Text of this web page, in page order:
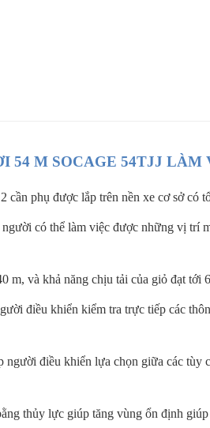
54 M SOCAGE 54TJJ LÀM
cần phụ được lắp trên nền xe cơ sở có
có thể làm việc được những vị trí
m, và khả năng chịu tải của giỏ đạt
điều khiển kiểm tra trực tiếp các
điều khiển lựa chọn giữa các
thủy lực giúp tăng vùng ổn định